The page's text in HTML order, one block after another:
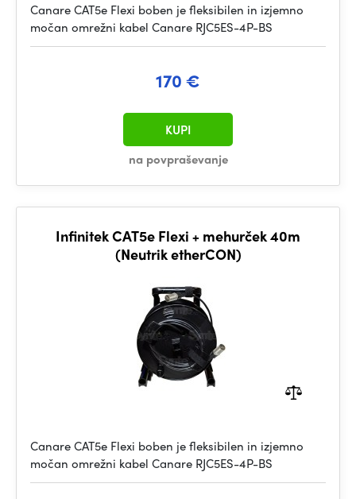
Canare CAT5e Flexi boben je fleksibilen in izjemno
močan omrežni kabel Canare RJC5ES-4P-BS
170 €
na povpraševanje
KUPI
Infinitek CAT5e Flexi + mehurček 40m
(Neutrik etherCON)
Canare CAT5e Flexi boben je fleksibilen in izjemno
močan omrežni kabel Canare RJC5ES-4P-BS